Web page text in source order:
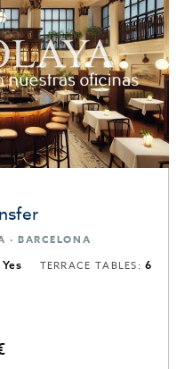
· BARCELONA
Yes TERRACE TABLES:6